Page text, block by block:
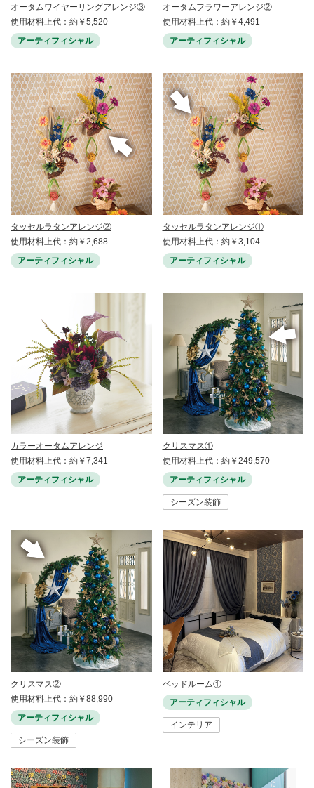
オータムワイヤーリングアレンジ③
使用材料上代：約￥5,520
アーティフィシャル
オータムフラワーアレンジ②
使用材料上代：約￥4,491
アーティフィシャル
タッセルラタンアレンジ②
使用材料上代：約￥2,688
アーティフィシャル
タッセルラタンアレンジ①
使用材料上代：約￥3,104
アーティフィシャル
カラーオータムアレンジ
使用材料上代：約￥7,341
アーティフィシャル
クリスマス①
使用材料上代：約￥249,570
アーティフィシャル
シーズン装飾
クリスマス②
使用材料上代：約￥88,990
アーティフィシャル
シーズン装飾
ベッドルーム①
アーティフィシャル
インテリア